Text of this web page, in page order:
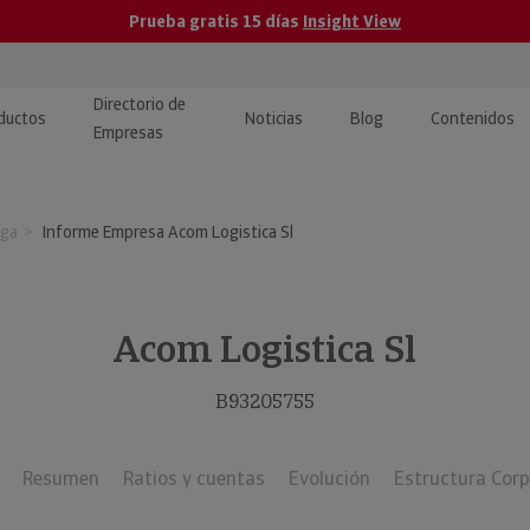
Prueba gratis 15 días Insight View
Directorio de
Empresas
Noticias Blog Contenidos
y tutoriales
Investigada
Informe Empresa Acom Logistica Sl
Acom Logistica Sl
B93205755
Resumen Ratios y cuentas Evolución Estructura